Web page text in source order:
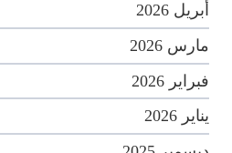
أبريل 2026
مارس 2026
فبراير 2026
يناير 2026